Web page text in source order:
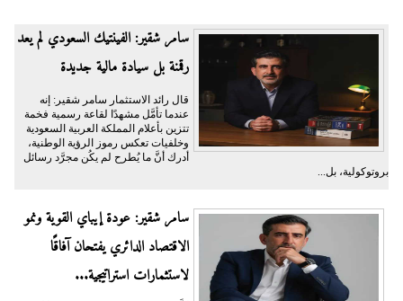
سامر شقير: الفينتيك السعودي لم يعد
رقمنة بل سيادة مالية جديدة
قال رائد الاستثمار سامر شقير: إنه
عندما تأمَّل مشهدًا لقاعة رسمية فخمة
تتزين بأعلام المملكة العربية السعودية
وخلفيات تعكس رموز الرؤية الوطنية،
أدرك أنَّ ما يُطرح لم يكُن مجرَّد رسائل
بروتوكولية، بل...
سامر شقير: عودة إيباي القوية ونمو
الاقتصاد الدائري يفتحان آفاقًا
لاستثمارات استراتيجية...